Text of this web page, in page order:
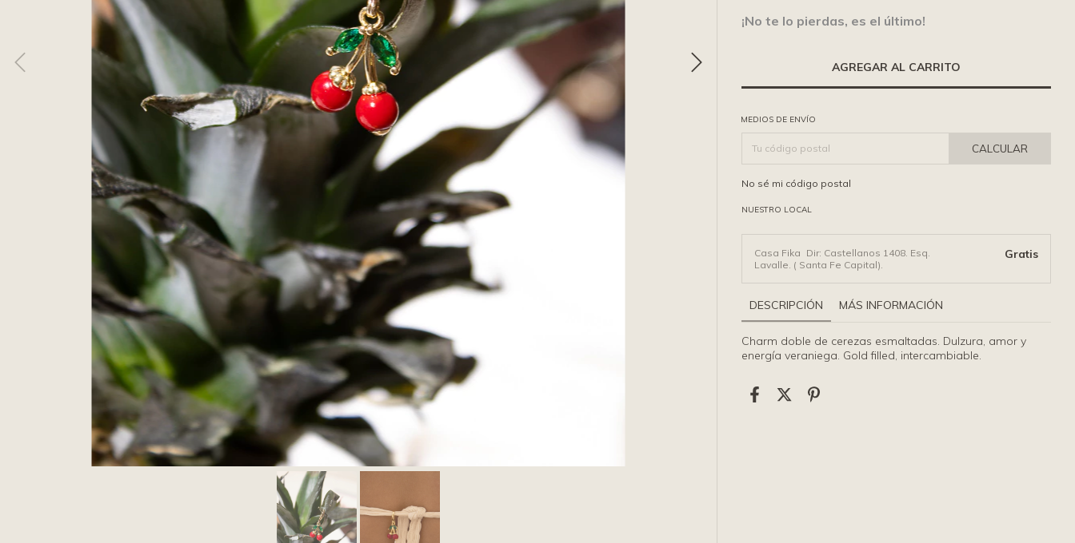
¡No te lo pierdas, es el último!
MEDIOS DE ENVÍO
CALCULAR
No sé mi código postal
NUESTRO LOCAL
Casa Fika Dir: Castellanos 1408. Esq.
Lavalle. ( Santa Fe Capital).
Gratis
DESCRIPCIÓN MÁS INFORMACIÓN
Charm doble de cerezas esmaltadas. Dulzura, amor y
energía veraniega. Gold filled, intercambiable.